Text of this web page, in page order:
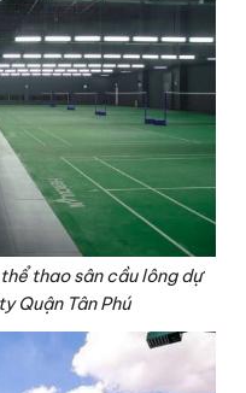
thao sân cầu lông dự
Quận Tân Phú